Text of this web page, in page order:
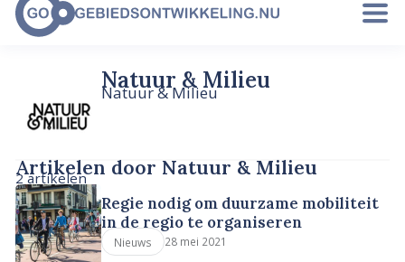
Natuur & Milieu
Natuur & Milieu
Artikelen door Natuur & Milieu
2 artikelen
Regie nodig om duurzame mobiliteit
in de regio te organiseren
Nieuws 28 mei 2021